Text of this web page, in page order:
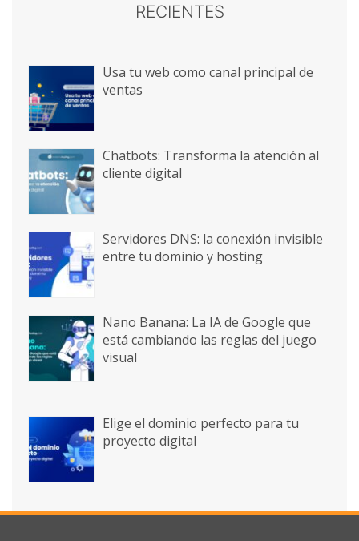
RECIENTES
Usa tu web como canal principal de
ventas
Chatbots: Transforma la atención al
cliente digital
Servidores DNS: la conexión invisible
entre tu dominio y hosting
Nano Banana: La IA de Google que
está cambiando las reglas del juego
visual
Elige el dominio perfecto para tu
proyecto digital